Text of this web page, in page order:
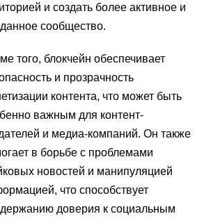
и создать более активное и
сообщество.
того, блокчейн обеспечивает
и прозрачность
контента, что может быть
важным для контент-
и медиа-компаний. Он также
в борьбе с проблемами
новостей и манипуляцией
что способствует
доверия к социальным